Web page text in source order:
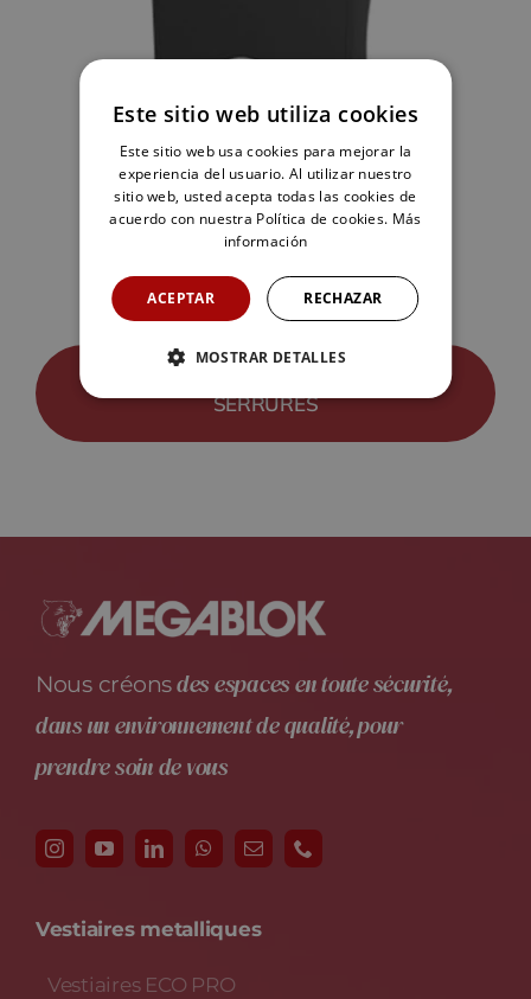
SERRURES
Nous créonsdes espaces en toute sécurité,
dans un environnement de qualité, pour
prendre soin de vous
Vestiaires metalliques
Vestiaires ECO PRO
Este sitio web utiliza cookies
Este sitio web usa cookies para mejorar la
experiencia del usuario. Al utilizar nuestro
sitio web, usted acepta todas las cookies de
acuerdo con nuestra Política de cookies. Más
información
ACEPTAR RECHAZAR
MOSTRAR DETALLES